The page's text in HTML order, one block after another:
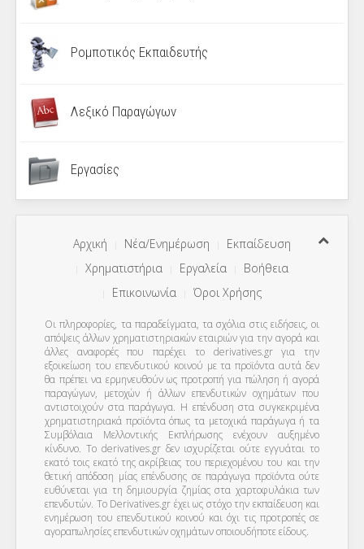
Ρομποτικός Εκπαιδευτής
Λεξικό Παραγώγων
Εργασίες
Αρχική Νέα/Ενημέρωση
Εκπαίδευση
Χρηματιστήρια
Εργαλεία
Βοήθεια
Επικοινωνία
Όροι Χρήσης
Οι πληροφορίες, τα παραδείγματα, τα σχόλια στις ειδήσεις, οι
απόψεις άλλων χρηματιστηριακών εταιριών για την αγορά και
άλλες αναφορές που παρέχει το derivatives.gr για την
εξοικείωση του επενδυτικού κοινού με τα προϊόντα αυτά δεν
θα πρέπει να ερμηνευθούν ως προτροπή για πώληση ή αγορά
παραγώγων, μετοχών ή άλλων επενδυτικών οχημάτων που
αντιστοιχούν στα παράγωγα. Η επένδυση στα συγκεκριμένα
χρηματιστηριακά προϊόντα όπως τα μετοχικά παράγωγα ή τα
Συμβόλαια Μελλοντικής Εκπλήρωσης ενέχουν αυξημένο
κίνδυνο. Το derivatives.gr δεν ισχυρίζεται ούτε εγγυάται το
εκατό τοις εκατό της ακρίβειας του περιεχομένου του και την
θετική απόδοση μίας επένδυσης σε παράγωγα προϊόντα ούτε
ευθύνεται για τη δημιουργία ζημίας στα χαρτοφυλάκια των
επενδυτών. To Derivatives.gr έχει ως στόχο την εκπαίδευση και
ενημέρωση του επενδυτικού κοινού και όχι τις προτροπές σε
αγοραπωλησίες επενδυτικών οχημάτων οποιουδήποτε είδους.